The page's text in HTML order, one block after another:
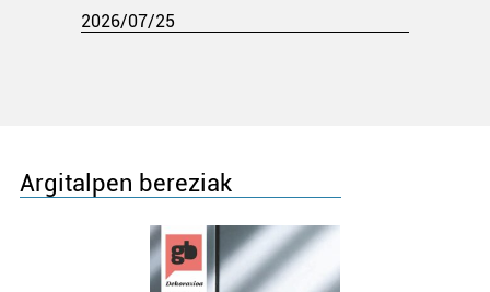
2026/07/25
Argitalpen bereziak